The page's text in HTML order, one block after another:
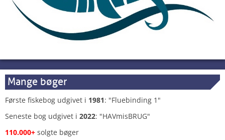
Mange bøger
Første fiskebog udgivet i 1981: "Fluebinding 1"
Seneste bog udgivet i 2022: "HAVmisBRUG"
110.000+ solgte bøger